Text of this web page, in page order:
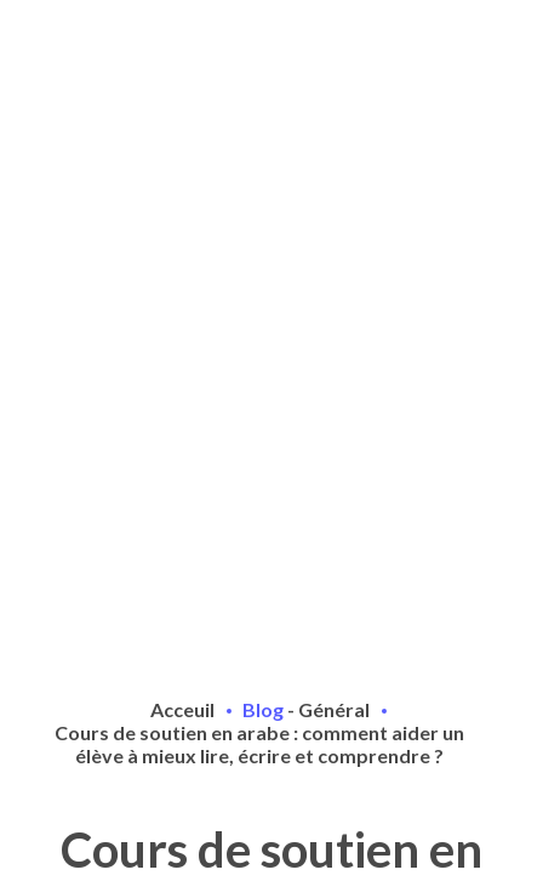
Acceuil Blog - Général
Cours de soutien en arabe : comment aider un
élève à mieux lire, écrire et comprendre ?
Cours de soutien en